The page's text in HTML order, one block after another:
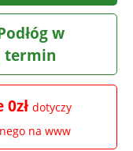
w
termin
dotyczy
na www